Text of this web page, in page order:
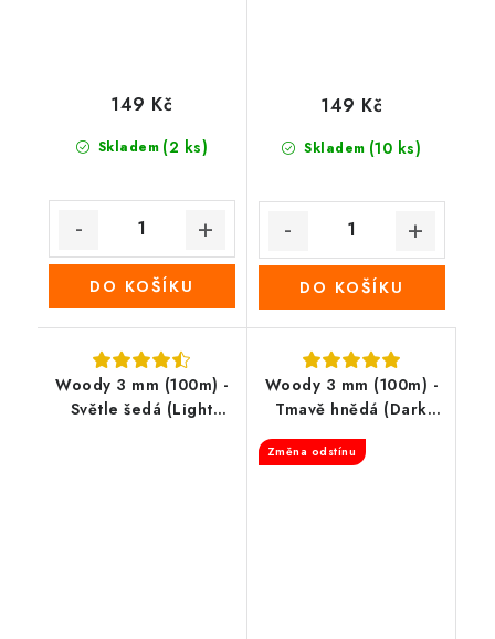
Skladem (2 ks)
149 Kč
DO KOŠÍKU
Skladem (10 ks)
149 Kč
DO KOŠÍKU
Woody 3 mm (100m) -
Světle šedá (Light
Woody 3 mm (100m) -
Tmavě hnědá (Dark
Změna odstínu